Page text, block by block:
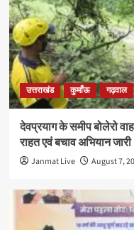
उत्तराखंड कुमाँऊ गढ़वाल
देवप्रयाग के समीप बोलेरो
राहत एवं बचाव अभियान जारी
Janmat Live August 7,